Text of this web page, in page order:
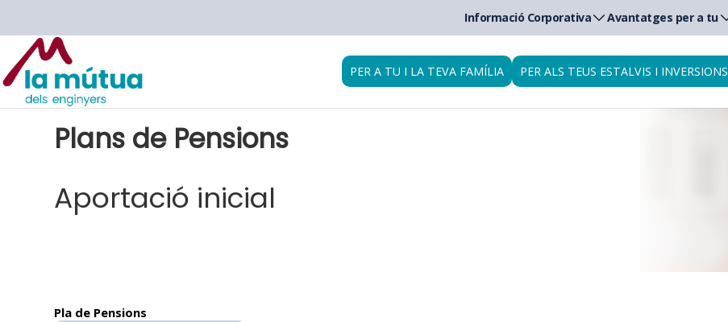
Informació Corporativa Avantatges per a tu
PER A TU I LA TEVA FAMÍLIA PER ALS TEUS ESTALVIS I INVERSIONS
Plans de Pensions
Aportació inicial
Pla de Pensions